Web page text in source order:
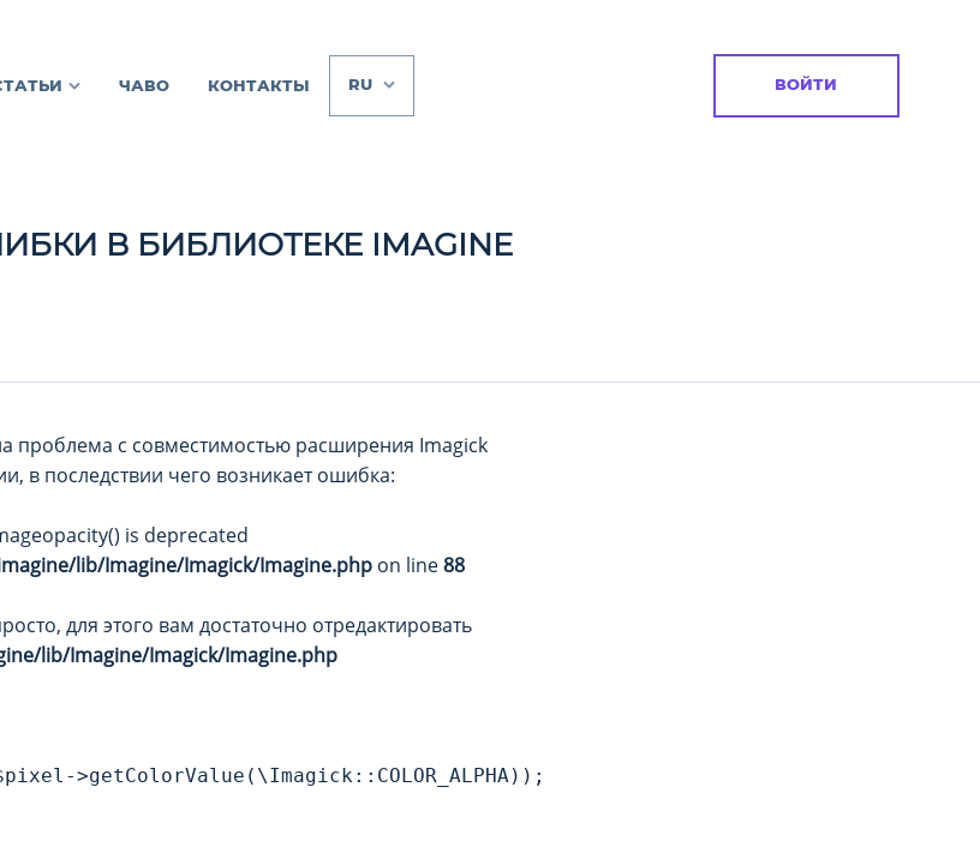
ВОЙТИ
ЧАВО КОНТАКТЫ RU
В БИБЛИОТЕКЕ IMAGINE
проблема с совместимостью расширения Imagick
в последствии чего возникает ошибка:
is deprecated
lib/Imagine/Imagick/Imagine.php on line88
для этого вам достаточно отредактировать
lib/Imagine/Imagick/Imagine.php
>getColorValue(\Imagick::COLOR_ALPHA));